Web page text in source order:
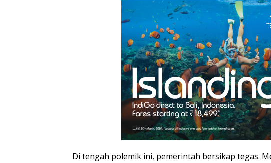
Di tengah polemik ini, pemerintah bersikap tegas.